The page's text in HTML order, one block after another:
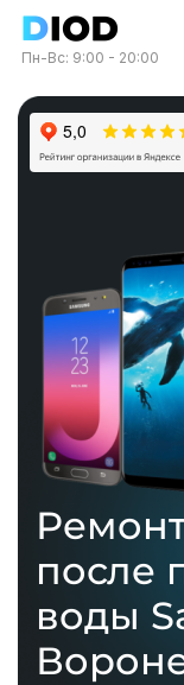
Пн-Вс: 9:00 - 20:00
после
воды